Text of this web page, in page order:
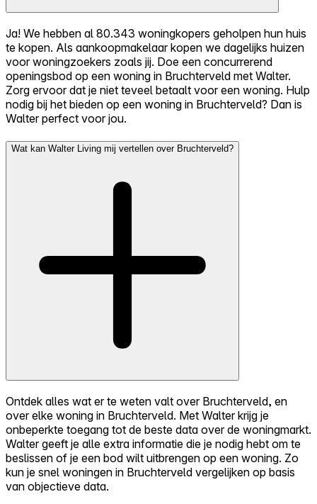
Ja! We hebben al 80.343 woningkopers geholpen hun huis
te kopen. Als aankoopmakelaar kopen we dagelijks huizen
voor woningzoekers zoals jij. Doe een concurrerend
openingsbod op een woning in Bruchterveld met Walter.
Zorg ervoor dat je niet teveel betaalt voor een woning. Hulp
nodig bij het bieden op een woning in Bruchterveld? Dan is
Walter perfect voor jou.
Wat kan Walter Living mij vertellen over Bruchterveld?
Ontdek alles wat er te weten valt over Bruchterveld, en
over elke woning in Bruchterveld. Met Walter krijg je
onbeperkte toegang tot de beste data over de woningmarkt.
Walter geeft je alle extra informatie die je nodig hebt om te
beslissen of je een bod wilt uitbrengen op een woning. Zo
kun je snel woningen in Bruchterveld vergelijken op basis
van objectieve data.